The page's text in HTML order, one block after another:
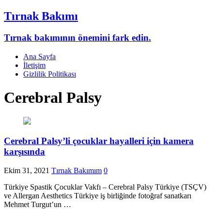
Tırnak Bakımı
Tırnak bakımının önemini fark edin.
Ana Sayfa
İletişim
Gizlilik Politikası
Cerebral Palsy
Cerebral Palsy’li çocuklar hayalleri için kamera
karşısında
Ekim 31, 2021 Tırnak Bakımım 0
Türkiye Spastik Çocuklar Vakfı – Cerebral Palsy Türkiye (TSÇV)
ve Allergan Aesthetics Türkiye iş birliğinde fotoğraf sanatkarı
Mehmet Turgut’un …